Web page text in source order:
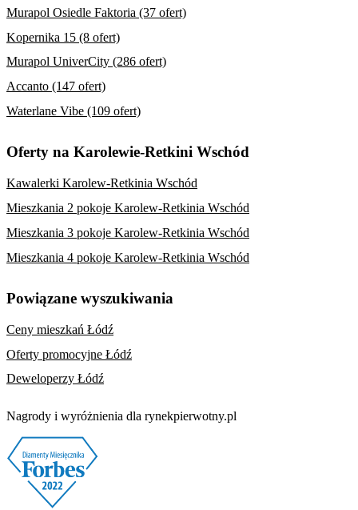
Murapol Osiedle Faktoria (37 ofert)
Kopernika 15 (8 ofert)
Murapol UniverCity (286 ofert)
Accanto (147 ofert)
Waterlane Vibe (109 ofert)
Oferty na Karolewie-Retkini Wschód
Kawalerki Karolew-Retkinia Wschód
Mieszkania 2 pokoje Karolew-Retkinia Wschód
Mieszkania 3 pokoje Karolew-Retkinia Wschód
Mieszkania 4 pokoje Karolew-Retkinia Wschód
Powiązane wyszukiwania
Ceny mieszkań Łódź
Oferty promocyjne Łódź
Deweloperzy Łódź
Nagrody i wyróżnienia dla rynekpierwotny.pl